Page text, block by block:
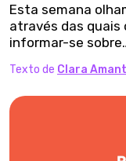
Esta semana
através das quais
informar-se
Texto de Clara